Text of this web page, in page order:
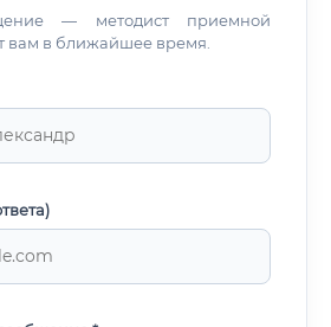
— методист приемной
вам в ближайшее время.